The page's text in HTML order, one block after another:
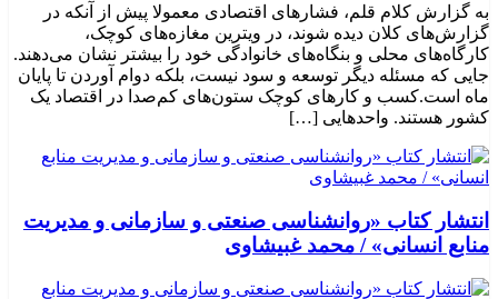
به گزارش کلام قلم، فشارهای اقتصادی معمولا پیش از آنکه در
گزارش‌های کلان دیده شوند، در ویترین مغازه‌های کوچک،
کارگاه‌های محلی و بنگاه‌های خانوادگی خود را بیشتر نشان می‌دهند.
جایی که مسئله دیگر توسعه و سود نیست، بلکه دوام آوردن تا پایان
ماه است.کسب‌ و کارهای کوچک ستون‌های کم‌صدا در اقتصاد یک
کشور هستند. واحدهایی […]
انتشار کتاب «روانشناسی صنعتی و سازمانی و مدیریت
منابع انسانی» / محمد غبیشاوی